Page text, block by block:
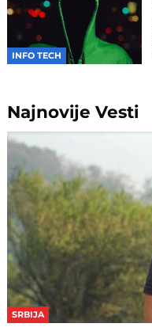
INFO TECH
NajnovijeVesti
SRBIJA